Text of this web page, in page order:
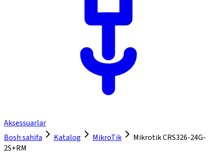
Aksessuarlar
Bosh sahifa
Katalog MikroTik
Mikrotik CRS326-24G-
2S+RM